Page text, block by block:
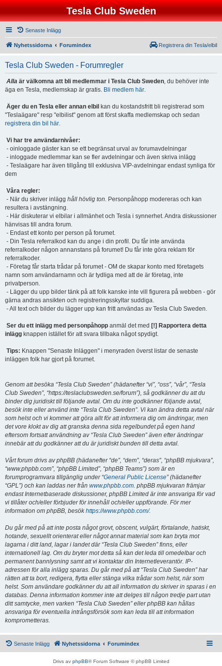
Tesla Club Sweden
Senaste Inlägg
Nyhetssidorna Forumindex Registrera din Tesla/elbil
Tesla Club Sweden - Forumregler
Alla är välkomna att bli medlemmar i Tesla Club Sweden, du behöver inte
äga en Tesla, medlemskap är gratis. Bli medlem här.
Äger du en Tesla eller annan elbil kan du kostandsfritt bli registrerad som
"Teslaägare" resp "elbilist" genom att först skaffa medlemskap och sedan
registrera din bil här.
Vi har tre användarnivåer:
- oinloggade gäster kan se ett begränsat urval av forumavdelningar
- inloggade medlemmar kan se fler avdelningar och även skriva inlägg
- Teslaägare har även tillgång till exklusiva VIP-avdelningar endast synliga för
dem
Våra regler:
- När du skriver inlägg håll hövlig ton. Personpåhopp modereras och kan
resultera i avstängning.
- Här diskuterar vi elbilar i allmänhet och Tesla i synnerhet. Andra diskussioner
hänvisas till andra forum.
- Endast ett konto per person på forumet.
- Din Tesla referralkod kan du ange i din profil. Du får inte använda
referralkoder någon annanstans på forumet! Du får inte göra reklam för
referralkoder.
- Företag får starta trådar på forumet - OM de skapar konto med företagets
namn som användarnamn och är tydliga med att de är företag, inte
privatperson.
- Lägger du upp bilder tänk på att folk kanske inte vill figurera på webben - gör
gärna andras ansikten och registreringsskyltar suddiga.
- All text och bilder du lägger upp kan fritt användas av Tesla Club Sweden.
Ser du ett inlägg med personpåhopp anmäl det med [!] Rapportera detta
inlägg knappen istället för att svara tillbaka något spydigt.
Tips: Knappen "Senaste Inläggen" i menyraden överst listar de senaste
inläggen folk har gjort på forumet.
Genom att besöka “Tesla Club Sweden” (hädanefter “vi”, “oss”, “vår”, “Tesla
Club Sweden”, “https://teslaclubsweden.se/forum”), så godkänner du att du
binder dig juridiskt till följande avtal. Om du inte godkänner följande avtal,
besök inte eller använd inte “Tesla Club Sweden”. Vi kan ändra detta avtal när
som helst och vi kommer att göra allt för att informera dig om ändringar, men
det vore klokt av dig att granska denna sida regelbundet på egen hand
eftersom fortsatt användning av “Tesla Club Sweden” även efter ändringar
innebär att du godkänner att du är juridiskt bunden till detta avtal.
Vårt forum drivs av phpBB (hädanefter “de”, “dem”, “deras”, “phpBB mjukvara”,
“www.phpbb.com”, “phpBB Limited”, “phpBB Teams”) som är en
forumprogramvara tillgänglig under “General Public License” (hädanefter
“GPL”) och kan laddas ner från www.phpbb.com. phpBB mjukvaran främjar
endast Internetbaserade diskussioner, phpBB Limited är inte ansvariga för vad
vi tillåter och/eller förbjuder för innehåll och/eller uppförande. För mer
information om phpBB, besökhttps://www.phpbb.com/.
Du går med på att inte posta något grovt, obscent, vulgärt, förtalande, hatiskt,
hotande, sexuellt orienterat eller något annat material som kan bryta mot
lagarna i ditt land, lagar i landet där “Tesla Club Sweden” finns, eller
internationell lag. Om du bryter mot detta så kan det leda till omedelbar och
permanent bannlysning samt att vi kontaktar din Internetleverantör. IP-
adressen för alla inlägg sparas. Du går med på att “Tesla Club Sweden” har
rätten att ta bort, redigera, flytta eller stänga vilka trådar som helst, när som
helst. Som användare godkänner du att all information du skriver in sparas i en
databas. Denna information kommer inte att delges till någon tredje part utan
ditt samtycke, men varken “Tesla Club Sweden” eller phpBB kan hållas
ansvariga för eventuella intrångsförsök som kan leda till att information
komprometteras.
Senaste Inlägg Nyhetssidorna Forumindex
Drivs av phpBB® Forum Software © phpBB Limited